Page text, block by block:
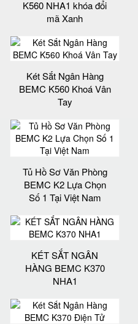
K560 NHA1 khóa đổi
mã Xanh
Két Sắt Ngân Hàng
BEMC K560 Khoá Vân
Tay
Tủ Hồ Sơ Văn Phòng
BEMC K2 Lựa Chọn
Số 1 Tại Việt Nam
KÉT SẮT NGÂN
HÀNG BEMC K370
NHA1